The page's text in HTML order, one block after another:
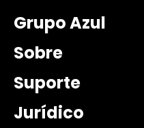
Grupo Azul
Sobre
Suporte
Jurídico